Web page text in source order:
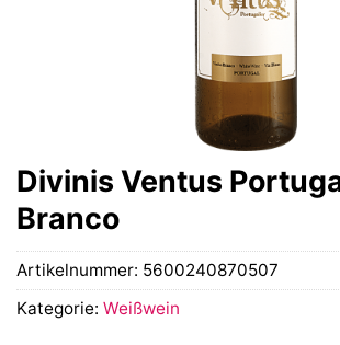
Divinis Ventus
Branco
Artikelnummer: 5600240870507
Kategorie: Weißwein